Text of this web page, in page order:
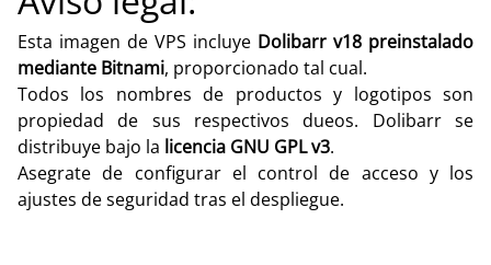
Esta imagen de VPS incluye Dolibarr v18 preinstalado
mediante Bitnami, proporcionado tal cual.
Todos los nombres de productos y logotipos son
propiedad de sus respectivos dueos. Dolibarr se
distribuye bajo la licencia GNU GPL v3.
Asegrate de configurar el control de acceso y los
ajustes de seguridad tras el despliegue.